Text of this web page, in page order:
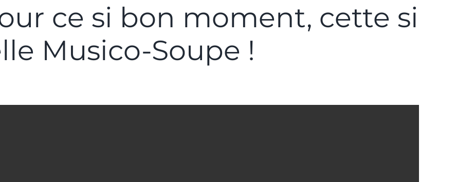
ce si bon moment, cette si
Musico-Soupe !